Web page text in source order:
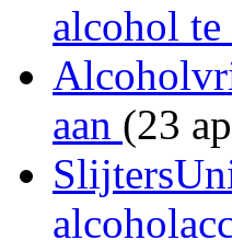
alcohol
aan (23